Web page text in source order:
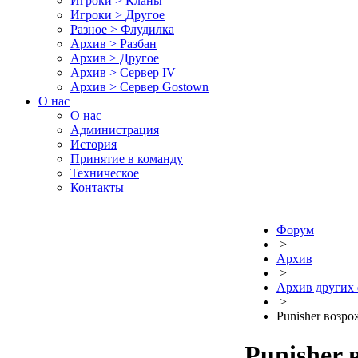
Игроки > Другое
Разное > Флудилка
Архив > Разбан
Архив > Другое
Архив > Сервер IV
Архив > Сервер Gostown
О нас
О нас
Администрация
История
Принятие в команду
Техническое
Контакты
Форум
>
Архив
>
Архив других
>
Punisher